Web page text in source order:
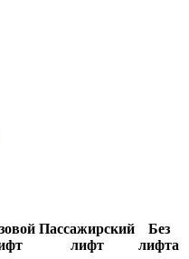
Пассажирский
лифт
Без
лифта